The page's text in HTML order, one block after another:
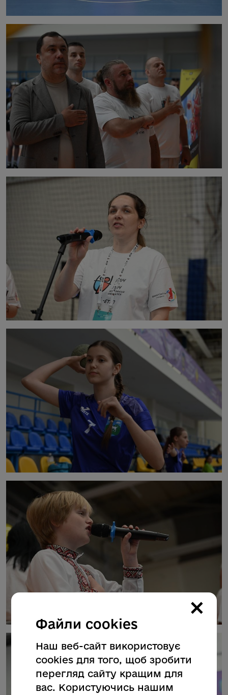
×
Файли cookies
Наш веб-сайт використовує
cookies для того, щоб зробити
перегляд сайту кращим для
вас. Користуючись нашим